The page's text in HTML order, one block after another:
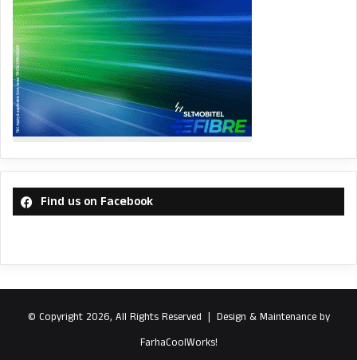
Find us on Facebook
© Copyright 2026, All Rights Reserved | Design & Maintenance by
FarhaCoolWorks!